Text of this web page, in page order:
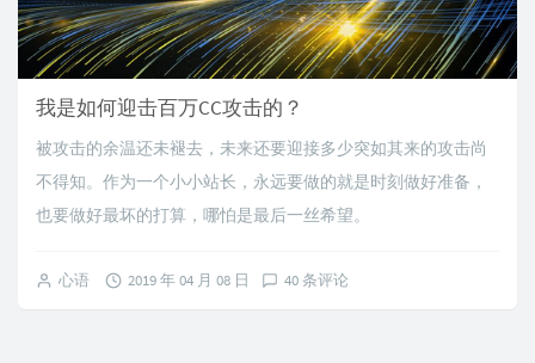
我是如何迎击百万CC攻击的？
被攻击的余温还未褪去，未来还要迎接多少突如其来的攻击尚
不得知。作为一个小小站长，永远要做的就是时刻做好准备，
也要做好最坏的打算，哪怕是最后一丝希望。
心语 2019 年 04 月 08 日 40 条评论